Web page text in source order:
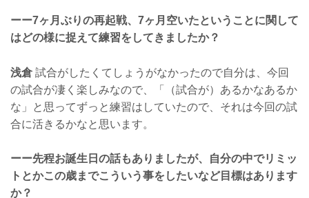
ーー7ヶ月ぶりの再起戦、7ヶ月空いたということに関して
はどの様に捉えて練習をしてきましたか？
浅倉試合がしたくてしょうがなかったので自分は、今回
の試合が凄く楽しみなので、「（試合が）あるかなあるか
な」と思ってずっと練習はしていたので、それは今回の試
合に活きるかなと思います。
ーー先程お誕生日の話もありましたが、自分の中でリミッ
トとかこの歳までこういう事をしたいなど目標はあります
か？